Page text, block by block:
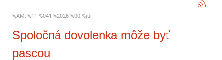
%AM, %11 %041 %2026 %00:%júl
Spoločná dovolenka môže byť
pascou